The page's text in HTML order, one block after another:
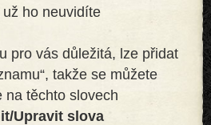
ho neuvidíte
pro vás důležitá, lze přidat
takže se můžete
na těchto slovech
Upravit slova